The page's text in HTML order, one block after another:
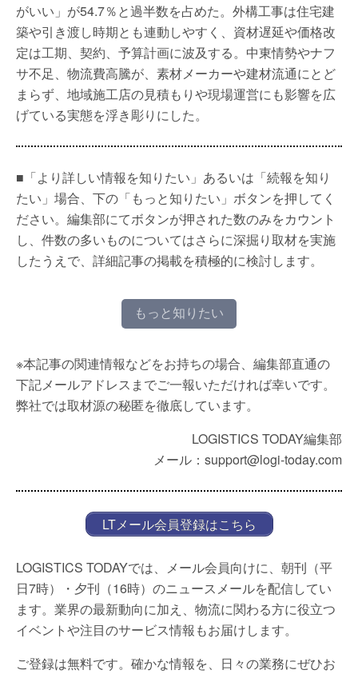
がいい」が54.7％と過半数を占めた。外構工事は住宅建
築や引き渡し時期とも連動しやすく、資材遅延や価格改
定は工期、契約、予算計画に波及する。中東情勢やナフ
サ不足、物流費高騰が、素材メーカーや建材流通にとど
まらず、地域施工店の見積もりや現場運営にも影響を広
げている実態を浮き彫りにした。
■「より詳しい情報を知りたい」あるいは「続報を知り
たい」場合、下の「もっと知りたい」ボタンを押してく
ださい。編集部にてボタンが押された数のみをカウント
し、件数の多いものについてはさらに深掘り取材を実施
したうえで、詳細記事の掲載を積極的に検討します。
もっと知りたい
※本記事の関連情報などをお持ちの場合、編集部直通の
下記メールアドレスまでご一報いただければ幸いです。
弊社では取材源の秘匿を徹底しています。
LOGISTICS TODAY編集部
メール：support@logi-today.com
LTメール会員登録はこちら
LOGISTICS TODAYでは、メール会員向けに、朝刊（平
日7時）・夕刊（16時）のニュースメールを配信してい
ます。業界の最新動向に加え、物流に関わる方に役立つ
イベントや注目のサービス情報もお届けします。
ご登録は無料です。確かな情報を、日々の業務にぜひお